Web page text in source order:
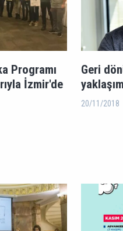
Programı
İzmir'de
Geri
yaklaşım
20/11/2018